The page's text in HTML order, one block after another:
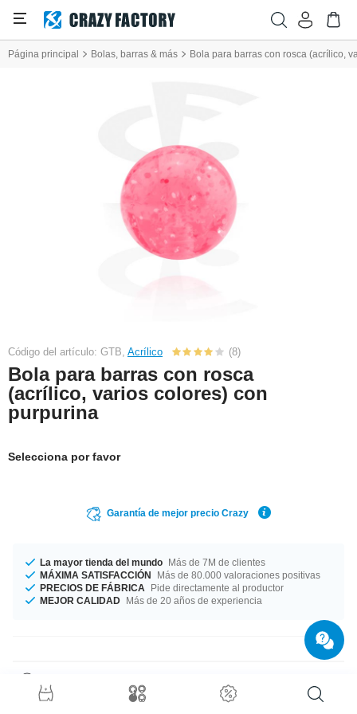
Página principal Bolas, barras & más Bola para barras con rosca (acrílico,
Código del artículo: GTB, Acrílico (8)
Bola para barras con rosca
(acrílico, varios colores) con
purpurina
Selecciona por favor
Garantía de mejor precio Crazy
La mayor tienda del mundo Más de 7M de clientes
MÁXIMA SATISFACCIÓN
Más de 80.000 valoraciones positivas
PRECIOS DE FÁBRICA
Pide directamente al productor
MEJOR CALIDAD Más de 20 años de experiencia
Fabricado en dos grosores 1.2 mm y 1.6 mm. Diámetros desde 3 mm